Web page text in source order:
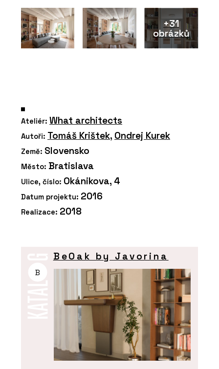
+31
obrázků
Ateliér: What architects
Autoři: Tomáš Krištek, Ondrej Kurek
Země: Slovensko
Město: Bratislava
Ulice, číslo: Okánikova, 4
Datum projektu: 2016
Realizace: 2018
B
BeOak by Javorina